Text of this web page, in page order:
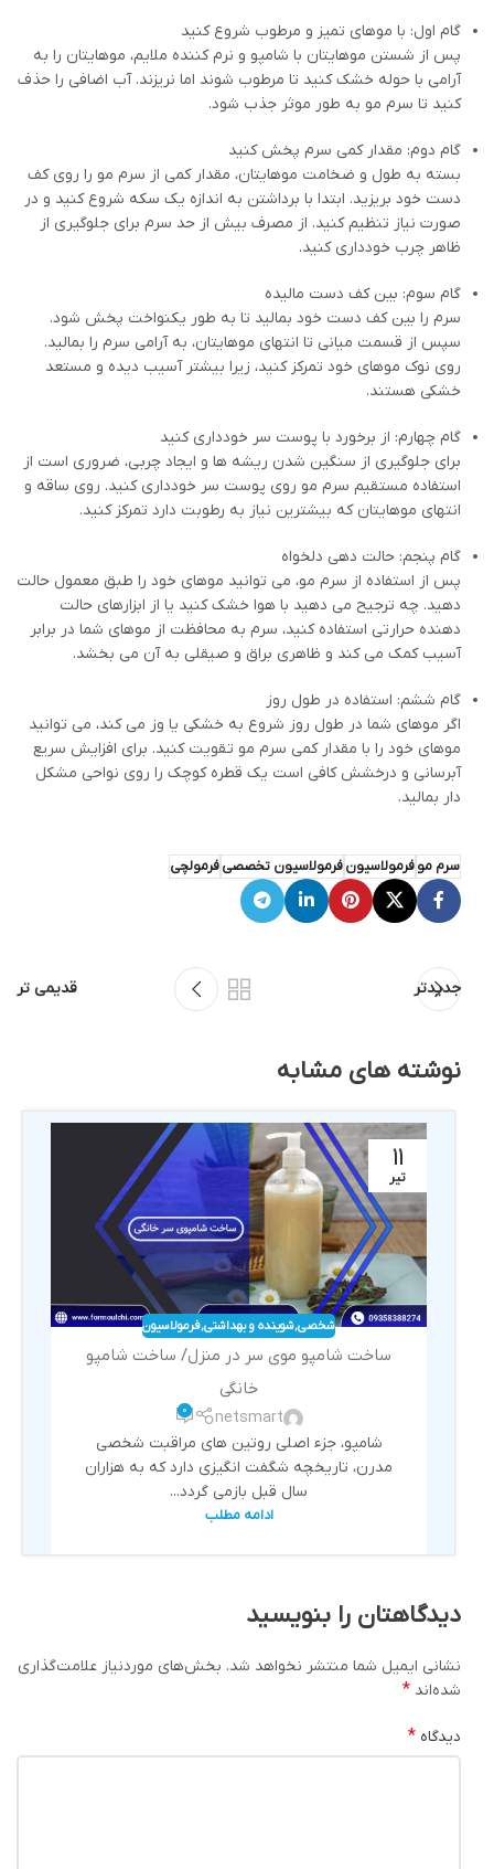
گام اول: با موهای تمیز و مرطوب شروع کنید
پس از شستن موهایتان با شامپو و نرم کننده ملایم، موهایتان را به
آرامی با حوله خشک کنید تا مرطوب شوند اما نریزند. آب اضافی را حذف
کنید تا سرم مو به طور موثر جذب شود.
گام دوم: مقدار کمی سرم پخش کنید
بسته به طول و ضخامت موهایتان، مقدار کمی از سرم مو را روی کف
دست خود بریزید. ابتدا با برداشتن به اندازه یک سکه شروع کنید و در
صورت نیاز تنظیم کنید. از مصرف بیش از حد سرم برای جلوگیری از
ظاهر چرب خودداری کنید.
گام سوم: بین کف دست مالیده
سرم را بین کف دست خود بمالید تا به طور یکنواخت پخش شود.
سپس از قسمت میانی تا انتهای موهایتان، به آرامی سرم را بمالید.
روی نوک موهای خود تمرکز کنید، زیرا بیشتر آسیب دیده و مستعد
خشکی هستند.
گام چهارم: از برخورد با پوست سر خودداری کنید
برای جلوگیری از سنگین شدن ریشه ها و ایجاد چربی، ضروری است از
استفاده مستقیم سرم مو روی پوست سر خودداری کنید. روی ساقه و
انتهای موهایتان که بیشترین نیاز به رطوبت دارد تمرکز کنید.
گام پنجم: حالت دهی دلخواه
پس از استفاده از سرم مو، می توانید موهای خود را طبق معمول حالت
دهید. چه ترجیح می دهید با هوا خشک کنید یا از ابزارهای حالت
دهنده حرارتی استفاده کنید، سرم به محافظت از موهای شما در برابر
آسیب کمک می کند و ظاهری براق و صیقلی به آن می بخشد.
گام ششم: استفاده در طول روز
اگر موهای شما در طول روز شروع به خشکی یا وز می کند، می توانید
موهای خود را با مقدار کمی سرم مو تقویت کنید. برای افزایش سریع
آبرسانی و درخشش کافی است یک قطره کوچک را روی نواحی مشکل
دار بمالید.
سرم موفرمولاسیونفرمولاسیون تخصصیفرمولچی
جدیدتر قدیمی تر
نوشته های مشابه
11
تیر
شخصی,شوینده و بهداشتی,فرمولاسیون
ساخت شامپو موی سر در منزل/ ساخت شامپو
خانگی
netsmart
0
شامپو، جزء اصلی روتین های مراقبت شخصی
مدرن، تاریخچه شگفت انگیزی دارد که به هزاران
سال قبل بازمی گردد...
ادامه مطلب
دیدگاهتان را بنویسید
نشانی ایمیل شما منتشر نخواهد شد. بخش‌های موردنیاز علامت‌گذاری
شده‌اند *
دیدگاه *